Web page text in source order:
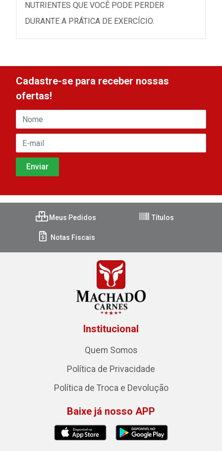
NUTRIENTES QUE VOCÊ PODE PERDER
DURANTE A PRÁTICA DE EXERCÍCIO.
Cadastre-se para receber nossas
ofertas!
Meus Pedidos Títulos
Notas Fiscais
Institucional
Quem Somos
Política de Privacidade
Política de Troca e Devolução
Baixe já nosso APP